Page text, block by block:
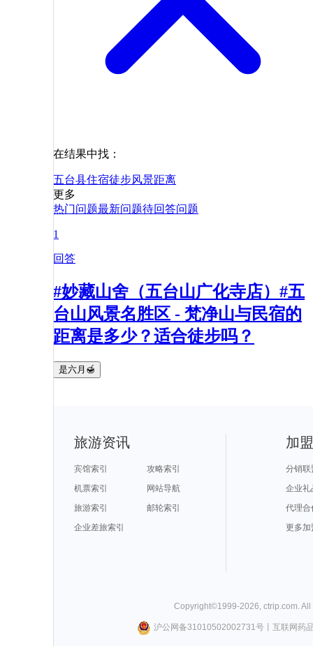
在结果中找：
五台县住宿徒步风景距离
更多
热门问题最新问题待回答问题
1
回答
#妙藏山舍（五台山广化寺店）#五
台山风景名胜区 - 梵净山与民宿的
距离是多少？适合徒步吗？
是六月🍯
旅游资讯
宾馆索引
攻略索引
机票索引
网站导航
旅游索引
邮轮索引
企业差旅索引
加
分销联
企业礼
代理合
更多加
Copyright©1999-2026 ctrip.com .
沪公网备31010502002731号丨 互联网药